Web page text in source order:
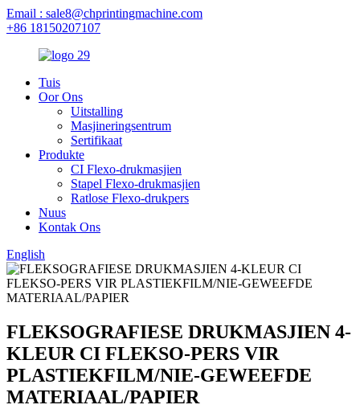
Email : sale8@chprintingmachine.com
+86 18150207107
Tuis
Oor Ons
Uitstalling
Masjineringsentrum
Sertifikaat
Produkte
CI Flexo-drukmasjien
Stapel Flexo-drukmasjien
Ratlose Flexo-drukpers
Nuus
Kontak Ons
English
FLEKSOGRAFIESE DRUKMASJIEN 4-
KLEUR CI FLEKSO-PERS VIR
PLASTIEKFILM/NIE-GEWEEFDE
MATERIAAL/PAPIER